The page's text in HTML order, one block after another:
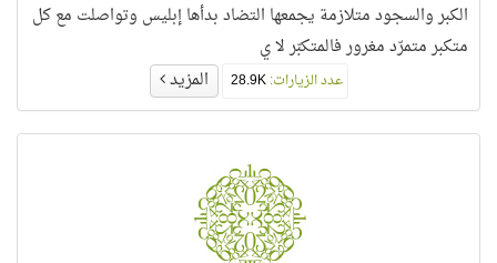
الكبر والسجود متلازمة يجمعها التضاد بدأها إبليس وتواصلت مع كل
متكبر متمرّد مغرور فالمتكبّر لا ي
عدد الزيارات:28.9K المزيد